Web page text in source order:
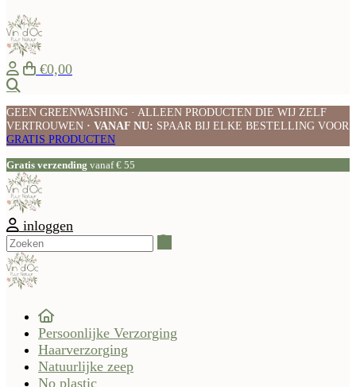
€0,00
GEEN GREENWASHING · ALLEEN PRODUCTEN DIE WIJ ZELF
VERTROUWEN · VANAF NU: SPAAR BIJ ELKE BESTELLING VOOR
GRATIS PRODUCTEN
Gratis verzending vanaf € 55
inloggen
Persoonlijke Verzorging
Haarverzorging
Natuurlijke zeep
No plastic